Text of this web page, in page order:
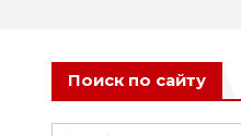
Поиск по сайту